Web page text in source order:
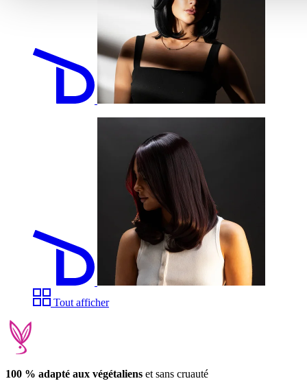
Tout afficher
100 % adapté aux végétaliens et sans cruauté